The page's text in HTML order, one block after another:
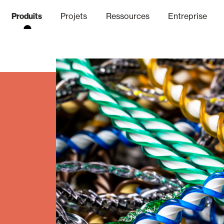
Produits
Volets Battants Pliables et
Projets Ressources
Finitions
Entreprise